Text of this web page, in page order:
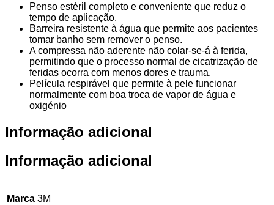
Penso estéril completo e conveniente que reduz o
tempo de aplicação.
Barreira resistente à água que permite aos pacientes
tomar banho sem remover o penso.
A compressa não aderente não colar-se-á à ferida,
permitindo que o processo normal de cicatrização de
feridas ocorra com menos dores e trauma.
Película respirável que permite à pele funcionar
normalmente com boa troca de vapor de água e
oxigénio
Informação adicional
Informação adicional
Marca 3M